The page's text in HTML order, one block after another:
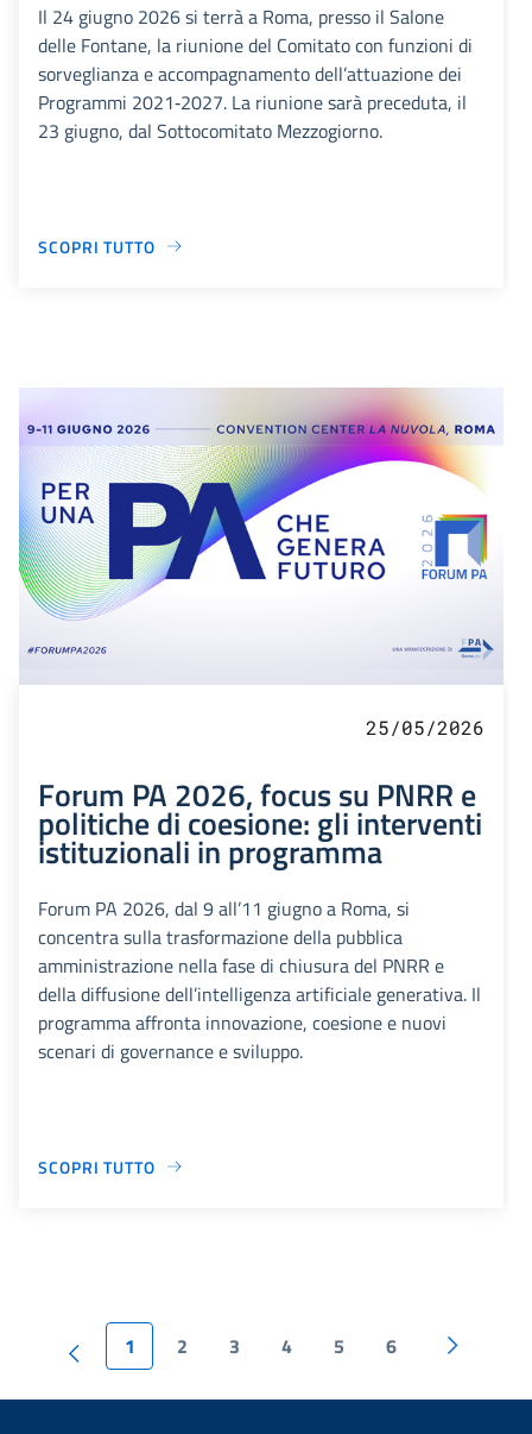
Il 24 giugno 2026 si terrà a Roma, presso il Salone
delle Fontane, la riunione del Comitato con funzioni di
sorveglianza e accompagnamento dell’attuazione dei
Programmi 2021‑2027. La riunione sarà preceduta, il
23 giugno, dal Sottocomitato Mezzogiorno.
SCOPRI TUTTO
25/05/2026
Forum PA 2026, focus su PNRR e
politiche di coesione: gli interventi
istituzionali in programma
Forum PA 2026, dal 9 all’11 giugno a Roma, si
concentra sulla trasformazione della pubblica
amministrazione nella fase di chiusura del PNRR e
della diffusione dell’intelligenza artificiale generativa. Il
programma affronta innovazione, coesione e nuovi
scenari di governance e sviluppo.
SCOPRI TUTTO
1 2 3 4 5 6